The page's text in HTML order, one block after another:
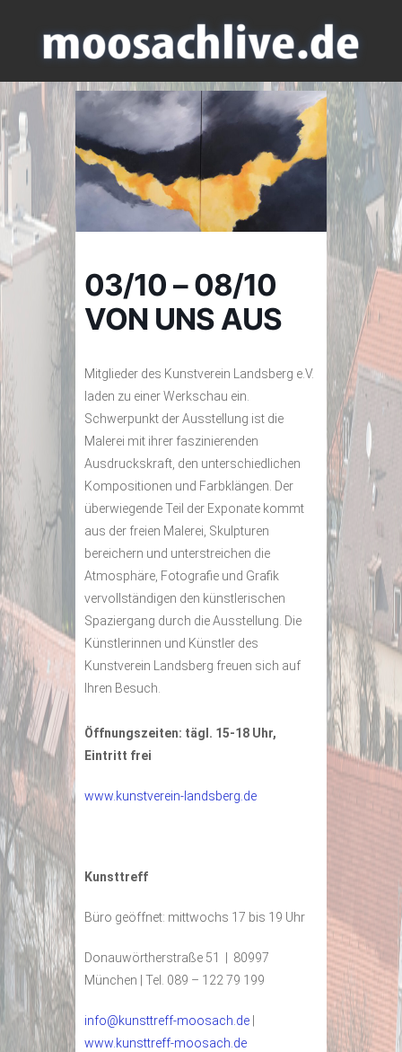
03/10 – 08/10
VON UNS AUS
Mitglieder des Kunstverein Landsberg e.V.
laden zu einer Werkschau ein.
Schwerpunkt der Ausstellung ist die
Malerei mit ihrer faszinierenden
Ausdruckskraft, den unterschiedlichen
Kompositionen und Farbklängen. Der
überwiegende Teil der Exponate kommt
aus der freien Malerei, Skulpturen
bereichern und unterstreichen die
Atmosphäre, Fotografie und Grafik
vervollständigen den künstlerischen
Spaziergang durch die Ausstellung. Die
Künstlerinnen und Künstler des
Kunstverein Landsberg freuen sich auf
Ihren Besuch.
Öffnungszeiten: tägl. 15-18 Uhr,
Eintritt frei
www.kunstverein-landsberg.de
Kunsttreff
Büro geöffnet: mittwochs 17 bis 19 Uhr
Donauwörtherstraße 51 | 80997
München | Tel. 089 – 122 79 199
info@kunsttreff-moosach.de
www.kunsttreff-moosach.de